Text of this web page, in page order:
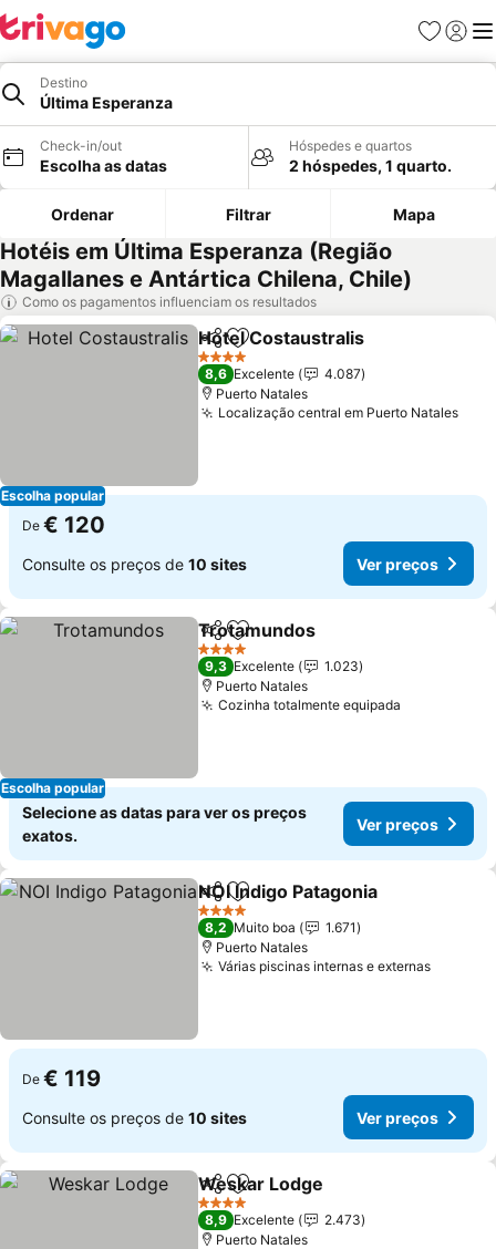
Favoritos
Iniciar
Destino
Última Esperanza
Check-in/out
Escolha as datas
Hóspedes e quartos
2 hóspedes, 1 quarto.
Ordenar Filtrar Mapa
Hotéis em Última Esperanza (Região
Magallanes e Antártica Chilena, Chile)
Como os pagamentos influenciam os resultados
Escolha popular
PartilharAdicionar aos favoritos
Hotel Costaustralis
4 Estrelas
8,6 Excelente
4.087
Puerto Natales
Localização central em Puerto Natales
De € 120
Consulte os preços de 10 sites Ver preços
Escolha popular
PartilharAdicionar aos favoritos
Trotamundos
4 Estrelas
9,3 Excelente
1.023
Puerto Natales
Cozinha totalmente equipada
Selecione as datas para ver os preços
exatos.
Ver preços
PartilharAdicionar aos favoritos
NOI Indigo Patagonia
4 Estrelas
8,2 Muito boa
1.671
Puerto Natales
Várias piscinas internas e externas
De € 119
Consulte os preços de 10 sites Ver preços
PartilharAdicionar aos favoritos
Weskar Lodge
4 Estrelas
8,9 Excelente
2.473
Puerto Natales